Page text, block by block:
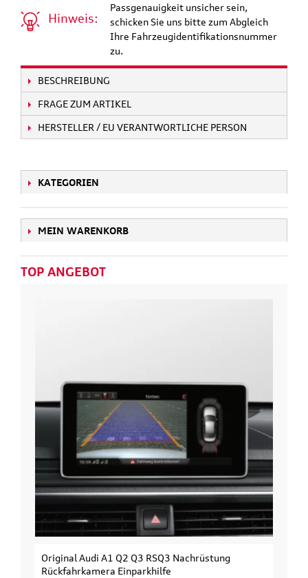
Hinweis:
Passgenauigkeit unsicher sein,
schicken Sie uns bitte zum Abgleich
Ihre Fahrzeugidentifikationsnummer
zu.
BESCHREIBUNG
FRAGE ZUM ARTIKEL
HERSTELLER / EU VERANTWORTLICHE PERSON
KATEGORIEN
MEIN WARENKORB
TOP ANGEBOT
Original Audi A1 Q2 Q3 RSQ3 Nachrüstung
Rückfahrkamera Einparkhilfe